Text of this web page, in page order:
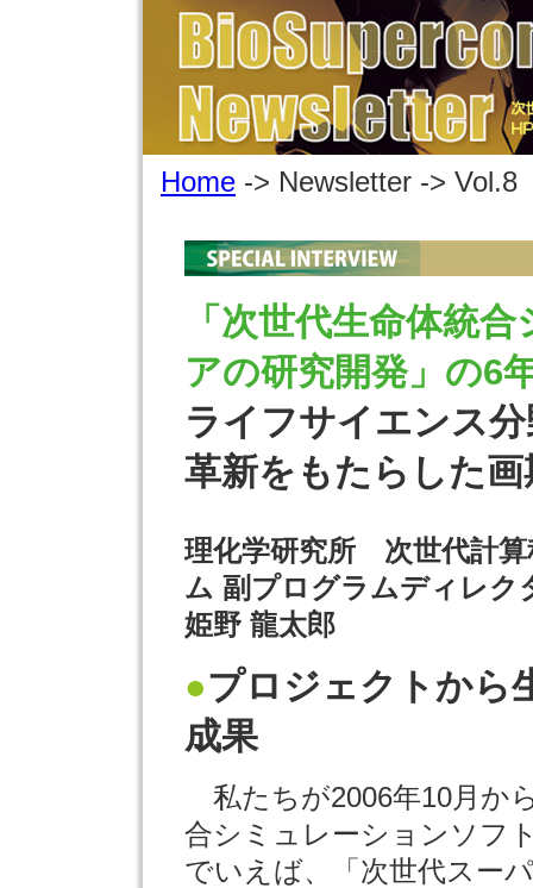
Home -> Newsletter -> Vol.8
「次世代生命体統
アの研究開発」の6
ライフサイエンス
革新をもたらした
理化学研究所 次世代計算
ム 副プログラムディレク
姫野 龍太郎
●プロジェクトから
成果
私たちが2006年10月か
合シミュレーションソフ
でいえば、「次世代スー